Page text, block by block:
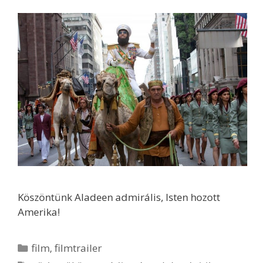
Köszöntünk Aladeen admirális, Isten hozott
Amerika!
Kategória
film,filmtrailer